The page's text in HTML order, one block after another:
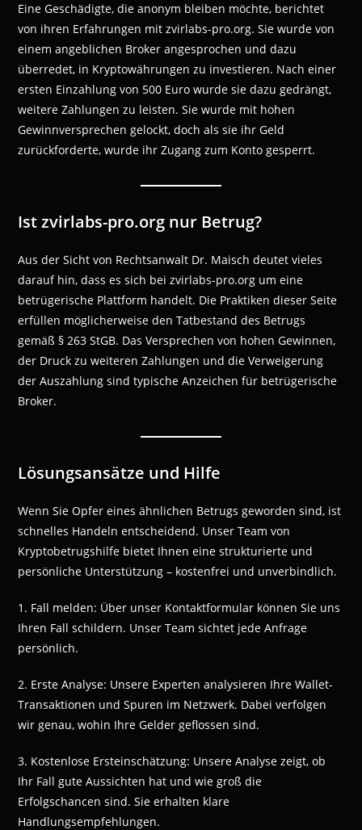
Eine Geschädigte, die anonym bleiben möchte, berichtet
von ihren Erfahrungen mit zvirlabs-pro.org. Sie wurde von
einem angeblichen Broker angesprochen und dazu
überredet, in Kryptowährungen zu investieren. Nach einer
ersten Einzahlung von 500 Euro wurde sie dazu gedrängt,
weitere Zahlungen zu leisten. Sie wurde mit hohen
Gewinnversprechen gelockt, doch als sie ihr Geld
zurückforderte, wurde ihr Zugang zum Konto gesperrt.
Ist zvirlabs-pro.org nur Betrug?
Aus der Sicht von Rechtsanwalt Dr. Maisch deutet vieles
darauf hin, dass es sich bei zvirlabs-pro.org um eine
betrügerische Plattform handelt. Die Praktiken dieser Seite
erfüllen möglicherweise den Tatbestand des Betrugs
gemäß § 263 StGB. Das Versprechen von hohen Gewinnen,
der Druck zu weiteren Zahlungen und die Verweigerung
der Auszahlung sind typische Anzeichen für betrügerische
Broker.
Lösungsansätze und Hilfe
Wenn Sie Opfer eines ähnlichen Betrugs geworden sind, ist
schnelles Handeln entscheidend. Unser Team von
Kryptobetrugshilfe bietet Ihnen eine strukturierte und
persönliche Unterstützung – kostenfrei und unverbindlich.
1. Fall melden: Über unser Kontaktformular können Sie uns
Ihren Fall schildern. Unser Team sichtet jede Anfrage
persönlich.
2. Erste Analyse: Unsere Experten analysieren Ihre Wallet-
Transaktionen und Spuren im Netzwerk. Dabei verfolgen
wir genau, wohin Ihre Gelder geflossen sind.
3. Kostenlose Ersteinschätzung: Unsere Analyse zeigt, ob
Ihr Fall gute Aussichten hat und wie groß die
Erfolgschancen sind. Sie erhalten klare
Handlungsempfehlungen.